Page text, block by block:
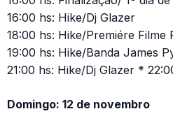
16:00 hs: Hike/Dj Glazer
18:00 hs: Hike/Premiére Filme
19:00 hs: Hike/Banda James
21:00 hs: Hike/Dj Glazer *
Domingo: 12 de novembro